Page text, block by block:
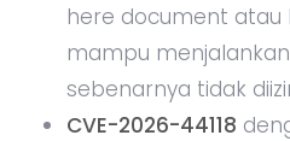
here document atau
mampu
sebenarnya tidak
CVE-2026-44118